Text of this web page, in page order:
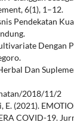
6(1), 1–12.
Pendekatan
Dengan
Dan
2018/11/2
E. (2021).
COVID-19.